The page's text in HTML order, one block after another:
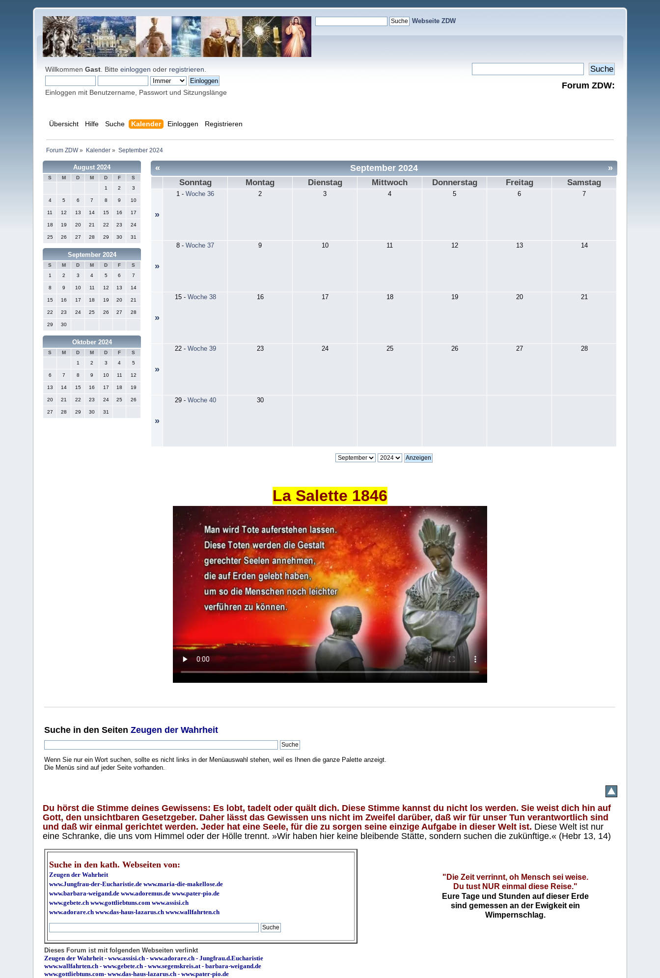
Webseite ZDW
WillkommenGast . Bitteeinloggen oder registrieren
Einloggen mit Benutzername, Passwort und Sitzungslänge
Forum ZDW:
Übersicht Hilfe Suche Kalender Einloggen Registrieren
Forum ZDW» Kalender» September 2024
August 2024
S M D M D F
S
1
2 3
4 5 6 7 8 9 10
11 12 13 14 15 16 17
18 19 20 21 22 23 24
25 26 27 28 29 30 31
September 2024
S M D M D F
S
1
2 3 4 5 6 7
8 9 10 11 12 13 14
15 16 17 18 19 20 21
22 23 24 25 26 27 28
29 30
Oktober 2024
S M D M D F
S
1
2 3 4 5
6 7 8 9 10 11 12
13 14 15 16 17 18 19
20 21 22 23 24 25 26
27 28 29 30 31
« »
September 2024
Sonntag Montag Dienstag Mittwoch Donnerstag Freitag Samstag
»
1 -Woche 36 2 3 4 5 6 7
»
8 -Woche 37 9 10 11 12 13 14
»
15- Woche 38 16 17 18 19 20 21
»
22- Woche 39 23 24 25 26 27 28
»
29- Woche 40 30
La Salette 1846
Suche in den SeitenZeugen der Wahrheit
Wenn Sie nur ein Wort suchen, sollte es nicht links in der Menüauswahl stehen, weil es Ihnen die ganze Palette anzeigt.
Die Menüs sind auf jeder Seite vorhanden.
Du hörst die Stimme deines Gewissens: Es lobt, tadelt oder quält dich. Diese Stimme kannst du nicht los werden. Sie weist dich hin auf
Gott, den unsichtbaren Gesetzgeber. Daher lässt das Gewissen uns nicht im Zweifel darüber, daß wir für unser Tun verantwortlich sind
und daß wir einmal gerichtet werden. Jeder hat eine Seele, für die zu sorgen seine einzige Aufgabe in dieser Welt ist. Diese Welt ist nur
eine Schranke, die uns vom Himmel oder der Hölle trennt. »Wir haben hier keine bleibende Stätte, sondern suchen die zukünftige.« (Hebr 13, 14)
Suche in den kath. Webseiten von:
Zeugen der Wahrheit
www.Jungfrau-der-Eucharistie.de www.maria-die-makellose.de
www.barbara-weigand.de www.adoremus.de www.pater-pio.de
www.gebete.ch www.gottliebtuns.com www.assisi.ch
www.adorare.ch www.das-haus-lazarus.ch www.wallfahrten.ch
"Die Zeit verrinnt, oh Mensch sei weise.
Du tust NUR einmal diese Reise."
Eure Tage und Stunden auf dieser Erde
sind gemessen an der Ewigkeit ein
Wimpernschlag.
Dieses Forum ist mit folgenden Webseiten verlinkt
Zeugen der Wahrheit -www.assisi.ch -www.adorare.ch -Jungfrau.d.Eucharistie
www.wallfahrten.ch -www.gebete.ch -www.segenskreis.at -barbara-weigand.de
www.gottliebtuns.com-www.das-haus-lazarus.ch - www.pater-pio.de